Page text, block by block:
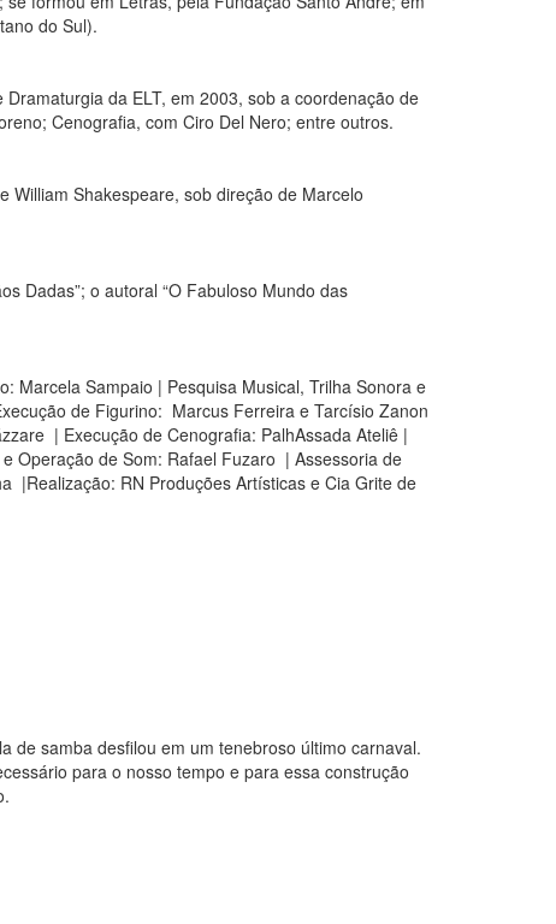
do Sul).
da ELT, em 2003, sob a coordenação de
Cenografia, com Ciro Del Nero; entre outros.
William Shakespeare, sob direção de Marcelo
Dadas”; o autoral “O Fabuloso Mundo das
Marcela Sampaio | Pesquisa Musical, Trilha Sonora e
de Figurino: Marcus Ferreira e Tarcísio Zanon
| Execução de Cenografia: PalhAssada Ateliê |
Operação de Som: Rafael Fuzaro | Assessoria de
|Realização: RN Produções Artísticas e Cia Grite de
de samba desfilou em um tenebroso último carnaval.
para o nosso tempo e para essa construção